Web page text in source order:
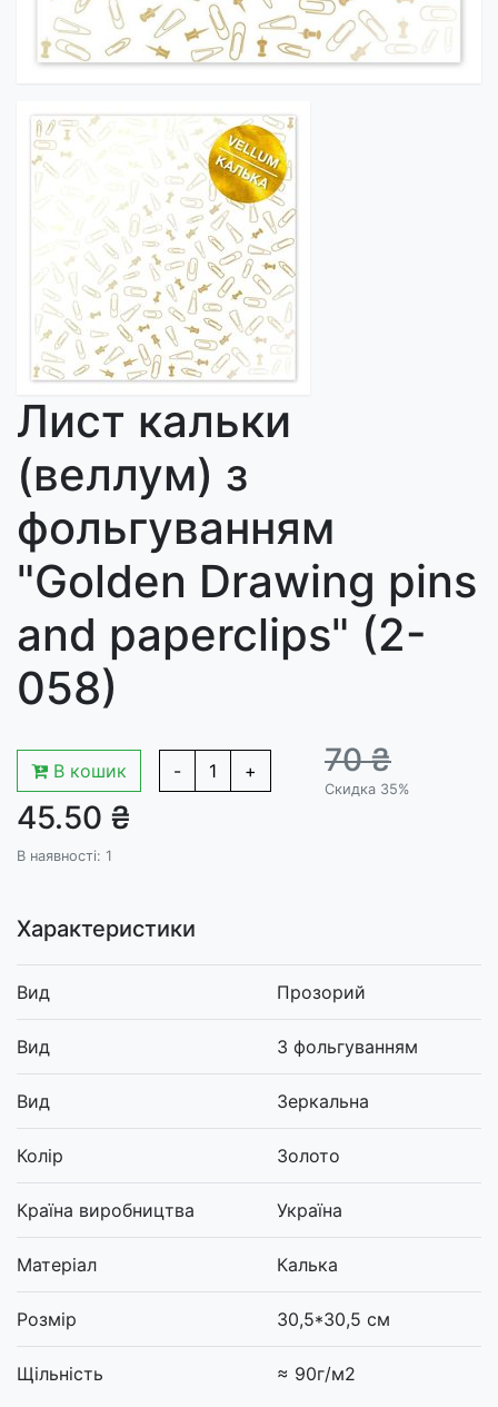
Лист кальки
(веллум) з
фольгуванням
"Golden Drawing pins
and paperclips" (2-
058)
В кошик - 1 + 70 ₴
Скидка 35%
45.50 ₴
В наявності: 1
Характеристики
Вид Прозорий
Вид З фольгуванням
Вид Зеркальна
Колір Золото
Країна виробництва Україна
Матеріал Калька
Розмір 30,5*30,5 см
Щільність ≈ 90г/м2